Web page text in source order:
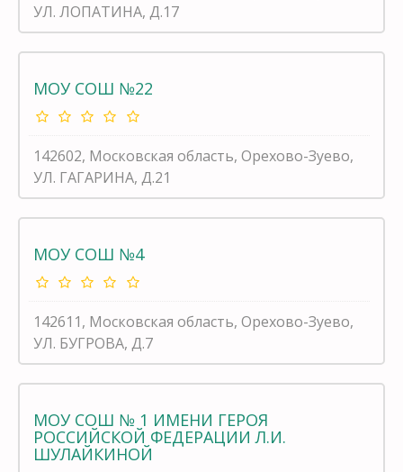
УЛ. ЛОПАТИНА, Д.17
МОУ СОШ №22
142602, Московская область, Орехово-Зуево,
УЛ. ГАГАРИНА, Д.21
МОУ СОШ №4
142611, Московская область, Орехово-Зуево,
УЛ. БУГРОВА, Д.7
МОУ СОШ № 1 ИМЕНИ ГЕРОЯ
РОССИЙСКОЙ ФЕДЕРАЦИИ Л.И.
ШУЛАЙКИНОЙ